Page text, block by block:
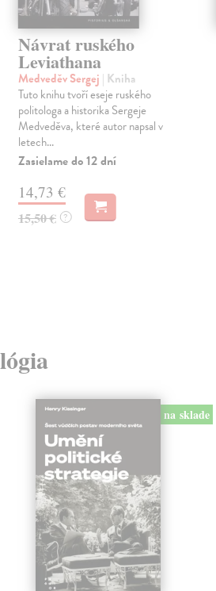
Návrat ruského
Leviathana
Medveděv Sergej | Kniha
Tuto knihu tvoří eseje ruského
politologa a historika Sergeje
Medveděva, které autor napsal v
letech...
Zasielame do 12 dní
14,73 €
15,50 € ?
na sklade